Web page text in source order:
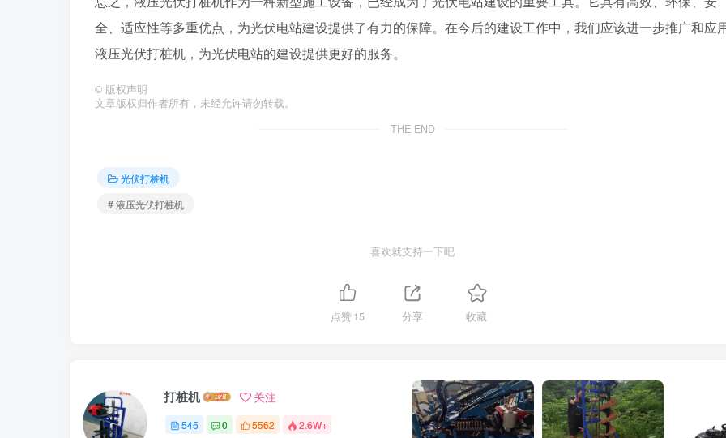
全、适应性等多重优点，为光伏电站建设提供了有力的保障。在今后的建设工作中，我们应该进一步推广和应
液压光伏打桩机，为光伏电站的建设提供更好的服务。
© 版权声明
文章版权归作者所有，未经允许请勿转载。
THE END
光伏打桩机
# 液压光伏打桩机
喜欢就支持一下吧
点赞15 分享 收藏
打桩机 关注
545 0 5562 2.6W+